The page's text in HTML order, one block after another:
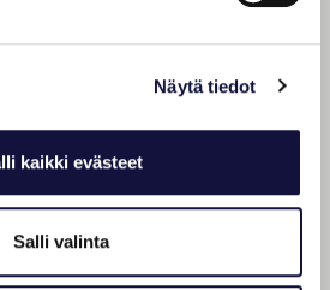
Näytä tiedot
kaikki evästeet
Salli valinta
Tiedote
on nimitetty
liiketoimintajohtajak